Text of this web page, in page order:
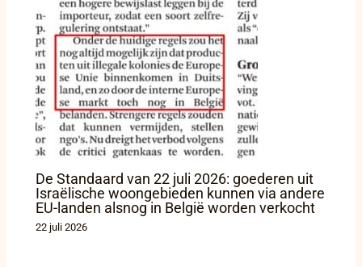
De Standaard van 22 juli 2026: goederen uit
Israëlische woongebieden kunnen via andere
EU-landen alsnog in België worden verkocht
22 juli 2026